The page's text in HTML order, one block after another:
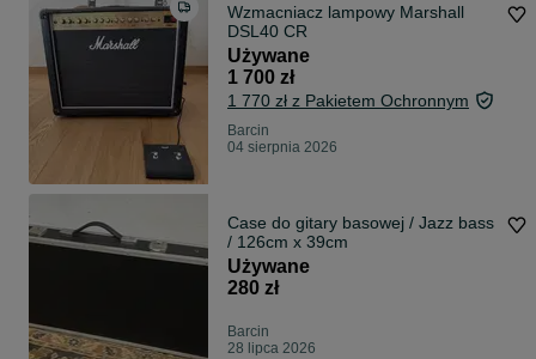
Wzmacniacz lampowy Marshall
DSL40 CR
Używane
1 700 zł
1 770 zł z Pakietem Ochronnym
Barcin
04 sierpnia 2026
Case do gitary basowej / Jazz bass
/ 126cm x 39cm
Używane
280 zł
Barcin
28 lipca 2026